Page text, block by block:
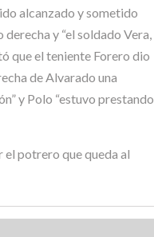
alcanzado y sometido
y “el soldado Vera,
que el teniente Forero dio
de Alvarado una
y Polo “estuvo prestando
el potrero que queda al